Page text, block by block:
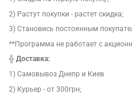
2) Растут покупки - растет скидка;
3) Становись постоянным
**Программа не работает с
╬ Доставка:
1) Самовывоз Днепр и Киев
2) Курьер - от 300грн;